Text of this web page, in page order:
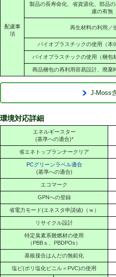
配慮事
項
製品の長寿命化、省資源化、部品
慮の有無
再生材料の利用／
バイオプラスチックの使用（本
バイオプラスチックの使用（梱包
商品梱包の再利用容易設計、廃棄
J-Moss
環境対応詳細
エネルギースター
(基準への適合)*
省エネトップランナークリア
PCグリーンラベル適合
(基準への適合)
エコマーク
GPNへの登録
省電力モード(エネスタ申請値)（ｗ）
リサイクル設計
特定臭素系難燃材の使用
（PBBｓ、PBDPOs）
基板接合はんだの無鉛化
塩ビ(ポリ塩化ビニル＝PVC)の使用